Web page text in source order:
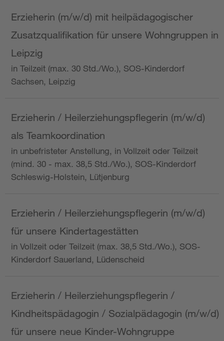
Erzieherin (m/w/d) mit heilpädagogischer
Zusatzqualifikation für unsere Wohngruppen in
Leipzig
in Teilzeit (max. 30 Std./Wo.), SOS-Kinderdorf
Sachsen, Leipzig
Erzieherin / Heilerziehungspflegerin (m/w/d)
als Teamkoordination
in unbefristeter Anstellung, in Vollzeit oder Teilzeit
(mind. 30 - max. 38,5 Std./Wo.), SOS-Kinderdorf
Schleswig-Holstein, Lütjenburg
Erzieherin / Heilerziehungspflegerin (m/w/d)
für unsere Kindertagestätten
in Vollzeit oder Teilzeit (max. 38,5 Std./Wo.), SOS-
Kinderdorf Sauerland, Lüdenscheid
Erzieherin / Heilerziehungspflegerin /
Kindheitspädagogin / Sozialpädagogin (m/w/d)
für unsere neue Kinder-Wohngruppe